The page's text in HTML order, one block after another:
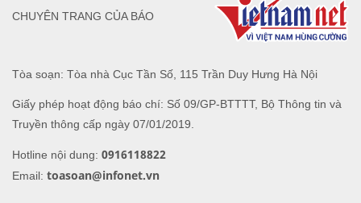
Tòa soạn: Tòa nhà Cục Tần Số, 115 Trần Duy Hưng Hà Nội
Giấy phép hoạt động báo chí: Số 09/GP-BTTTT, Bộ Thông tin và
Truyền thông cấp ngày 07/01/2019.
Hotline nội dung: 0916118822
Email: toasoan@infonet.vn
CHUYÊN TRANG CỦA BÁO